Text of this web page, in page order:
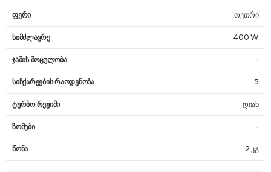
ფერი თეთრი
სიმძლავრე 400 W
ჯამის მოცულობა -
სიჩქარეების რაოდენობა 5
ტურბო რეჟიმი დიახ
ზომები -
წონა 2 კგ